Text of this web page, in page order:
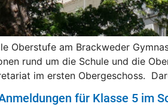
Oberstufe am Brackweder
rund um die Schule und die
im ersten Obergeschoss.
für Klasse 5 im